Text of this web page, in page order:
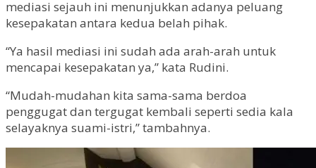
mediasi sejauh ini menunjukkan adanya peluang
kesepakatan antara kedua belah pihak.
“Ya hasil mediasi ini sudah ada arah-arah untuk
mencapai kesepakatan ya,” kata Rudini.
“Mudah-mudahan kita sama-sama berdoa
penggugat dan tergugat kembali seperti sedia kala
selayaknya suami-istri,” tambahnya.